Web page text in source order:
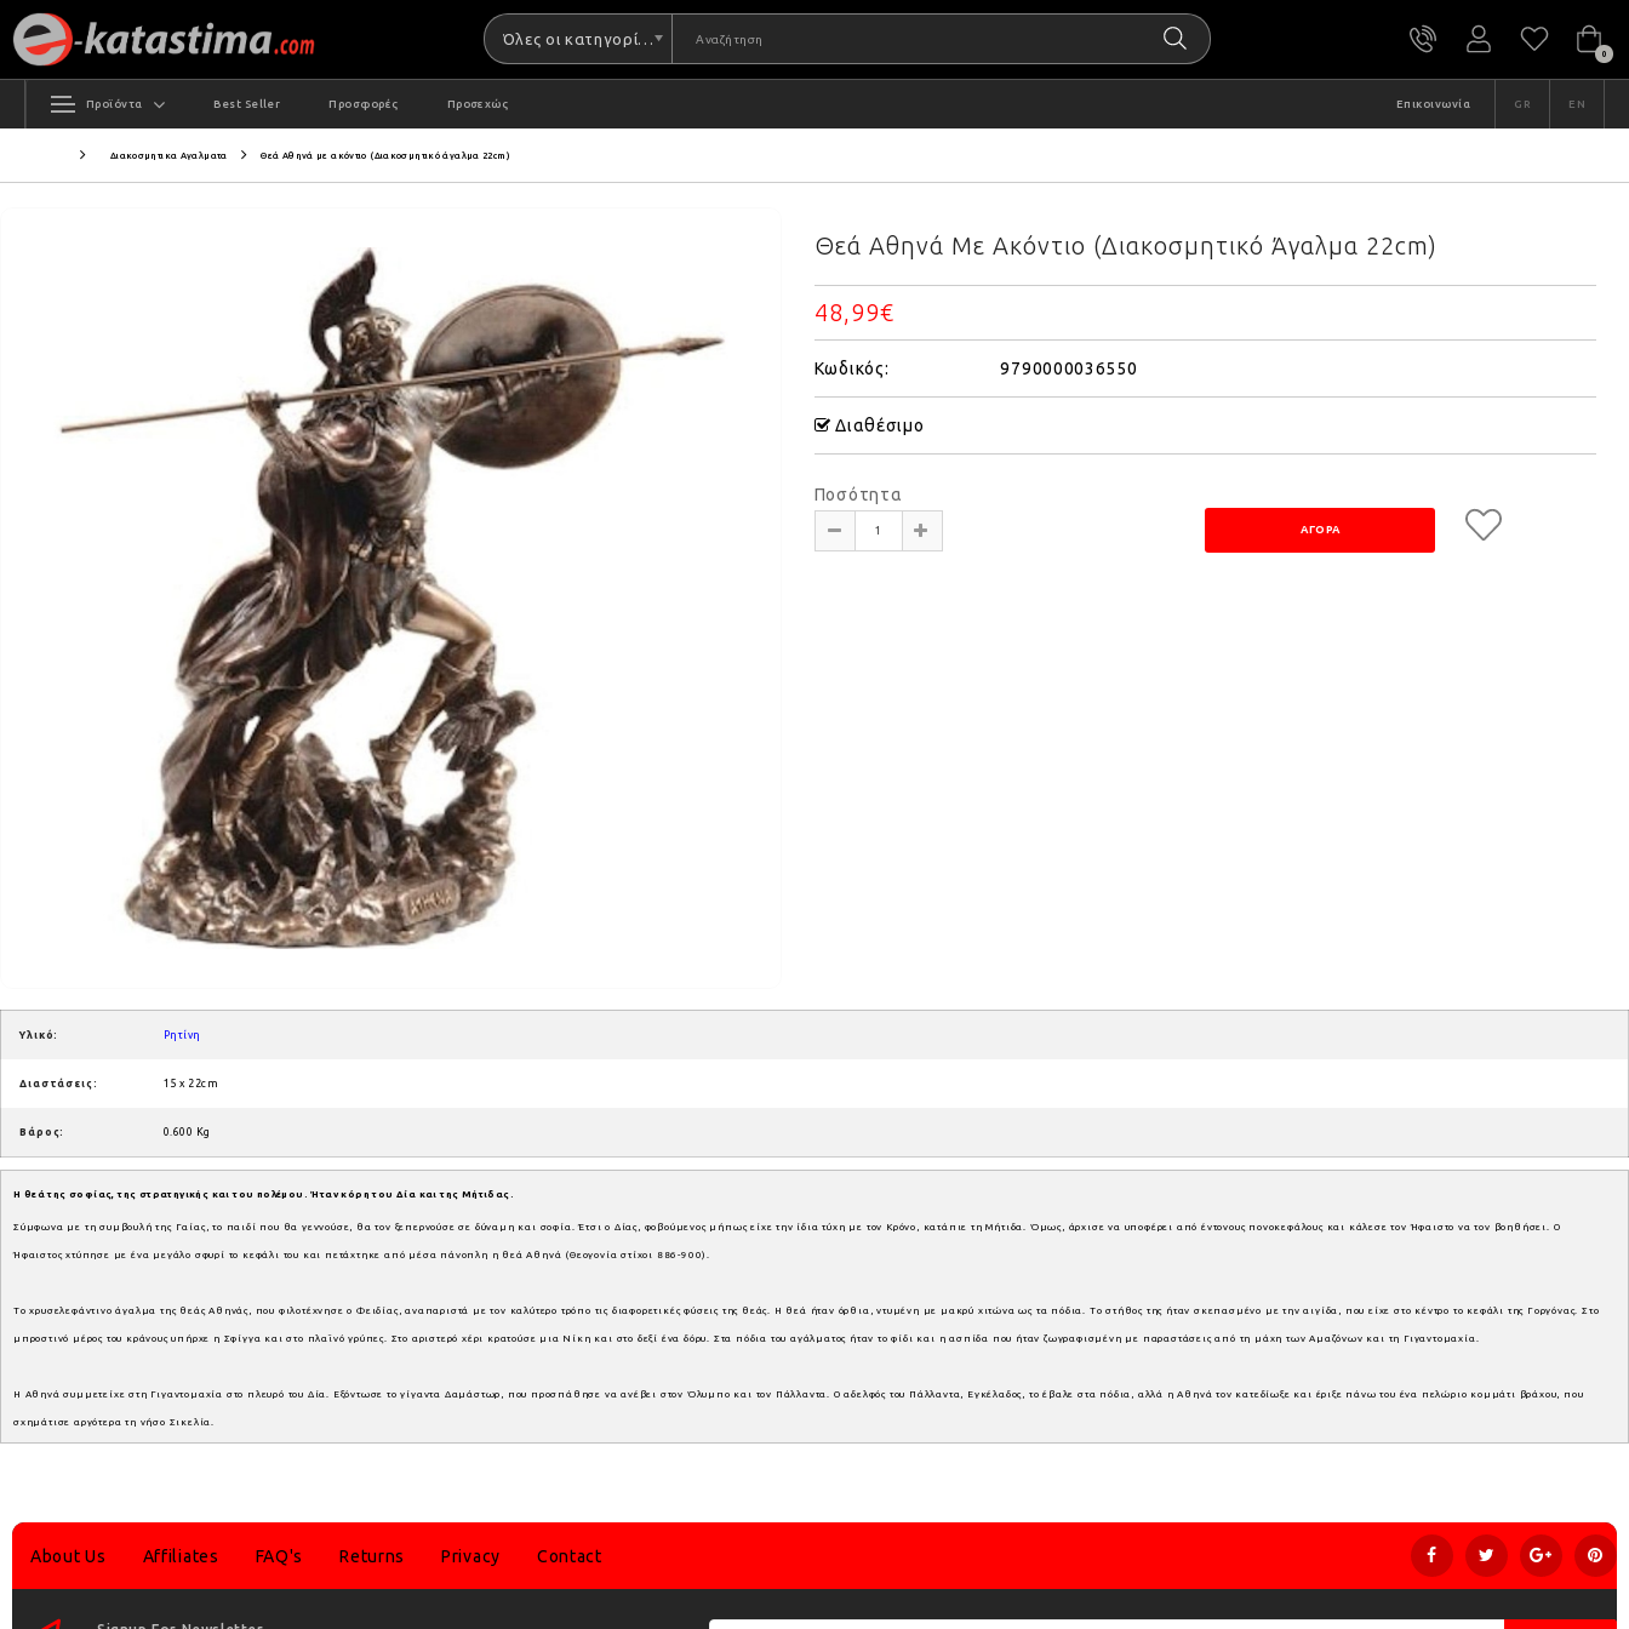
Όλες οι κατηγορίες
0
Προϊόντα Best Seller Προσφορές Προσεχώς Επικοινωνία GR EN
Διακοσμητικα Αγαλματα Θεά Αθηνά με ακόντιο (Διακοσμητικό άγαλμα 22cm)
Θεά Αθηνά Με Ακόντιο (Διακοσμητικό Άγαλμα 22cm)
48,99€
Κωδικός: 9790000036550
Διαθέσιμο
Ποσότητα
Υλικό: Ρητίνη
Διαστάσεις: 15 x 22cm
Βάρος: 0.600 Kg
Η θεά της σοφίας, της στρατηγικής και του πολέμου. Ήταν κόρη του Δία και της Μήτιδας.
Σύμφωνα με τη συμβουλή της Γαίας, το παιδί που θα γεννούσε, θα τον ξεπερνούσε σε δύναμη και σοφία. Έτσι ο Δίας, φοβούμενος μήπως είχε την ίδια τύχη με τον Κρόνο, κατάπιε τη Μήτιδα. Όμως, άρχισε να υποφέρει από έντονους πονοκεφάλους και κάλεσε τον Ήφαιστο να τον βοηθήσει. Ο
Ήφαιστος χτύπησε με ένα μεγάλο σφυρί το κεφάλι του και πετάχτηκε από μέσα πάνοπλη η θεά Αθηνά (Θεογονία στίχοι 886-900) .
Το χρυσελεφάντινο άγαλμα της θεάς Αθηνάς, που φιλοτέχνησε ο Φειδίας, αναπαριστά με τον καλύτερο τρόπο τις διαφορετικές φύσεις της θεάς. Η θεά ήταν όρθια, ντυμένη με μακρύ χιτώνα ως τα πόδια. Το στήθος της ήταν σκεπασμένο με την αιγίδα, που είχε στο κέντρο το κεφάλι της Γοργόνας. Στο
μπροστινό μέρος του κράνους υπήρχε η Σφίγγα και στο πλαϊνό γρύπες. Στο αριστερό χέρι κρατούσε μια Νίκη και στο δεξί ένα δόρυ. Στα πόδια του αγάλματος ήταν το φίδι και η ασπίδα που ήταν ζωγραφισμένη με παραστάσεις από τη μάχη των Αμαζόνων και τη Γιγαντομαχία.
Η Αθηνά συμμετείχε στη Γιγαντομαχία στο πλευρό του Δία. Εξόντωσε το γίγαντα Δαμάστωρ, που προσπάθησε να ανέβει στον Όλυμπο και τον Πάλλαντα. Ο αδελφός του Πάλλαντα, Εγκέλαδος, το έβαλε στα πόδια, αλλά η Αθηνά τον κατεδίωξε και έριξε πάνω του ένα πελώριο κομμάτι βράχου, που
σχημάτισε αργότερα τη νήσο Σικελία.
About Us Affiliates FAQ's Returns Privacy Contact